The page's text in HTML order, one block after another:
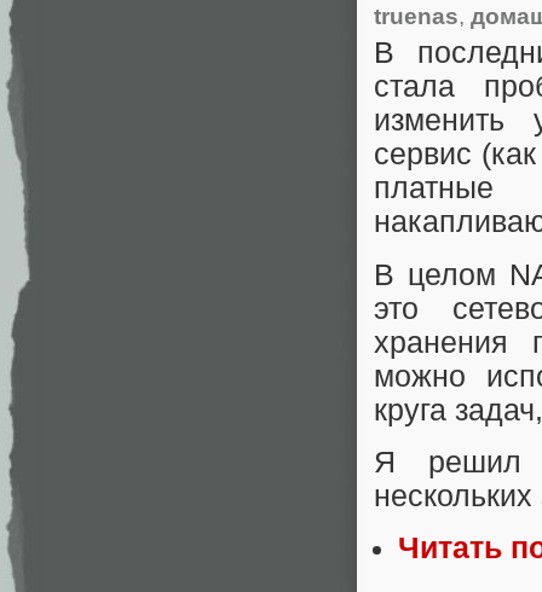
truenas,
В
стала
изменить
сервис
В целом
это
хранения
можно
круга
Я решил
нескольких
Читать